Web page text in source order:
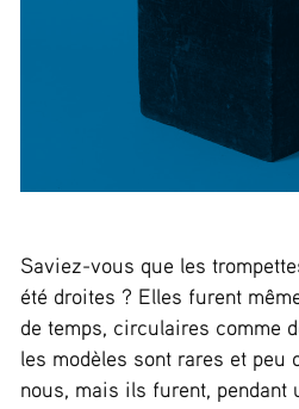
Saviez-vous que les
été droites ? Elles furent
de temps, circulaires comme
les modèles sont rares et peu
nous, mais ils furent, pendant